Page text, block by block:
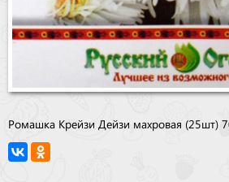
Ромашка Крейзи Дейзи махровая (25шт)